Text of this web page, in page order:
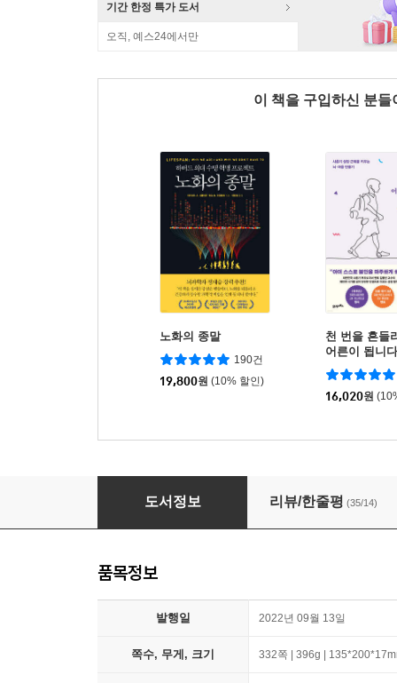
기간 한정 특가 도서
오직, 예스24에서만
이 책을 구입하신 분
노화의 종말
190건
19,800원 (10% 할인)
천 번을 흔들
어른이 됩니다
16,020원
전쟁과 약, 기나긴 악연의 역사
도서정보 리뷰/한줄평 (35/14)
품목정보
발행일 2022년 09월 13일
쪽수, 무게, 크기 332쪽 | 396g |